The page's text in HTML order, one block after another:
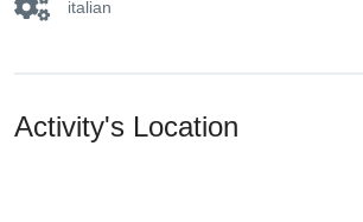
italian
Activity's Location